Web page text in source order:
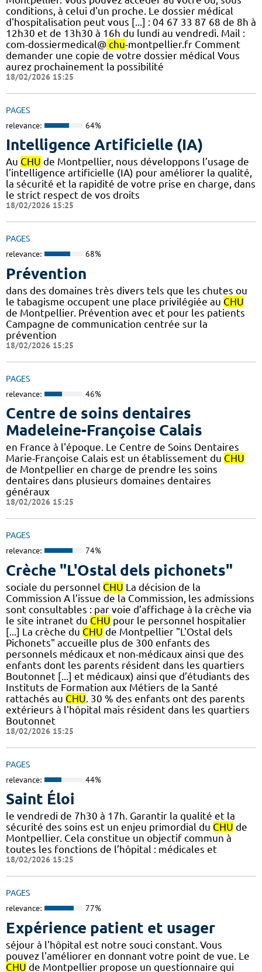
conditions, à celui d'un proche. Le dossier médical
d'hospitalisation peut vous [...] : 04 67 33 87 68 de 8h à
12h30 et de 13h30 à 16h du lundi au vendredi. Mail :
com-dossiermedical@ chu-montpellier.fr Comment
demander une copie de votre dossier médical Vous
aurez prochainement la possibilité
18/02/2026 15:25
PAGES
relevance: 64%
Intelligence Artificielle (IA)
Au CHU de Montpellier, nous développons l’usage de
l’intelligence artificielle (IA) pour améliorer la qualité,
la sécurité et la rapidité de votre prise en charge, dans
le strict respect de vos droits
18/02/2026 15:25
PAGES
relevance: 68%
Prévention
dans des domaines très divers tels que les chutes ou
le tabagisme occupent une place privilégiée au CHU
de Montpellier. Prévention avec et pour les patients
Campagne de communication centrée sur la
prévention
18/02/2026 15:25
PAGES
relevance: 46%
Centre de soins dentaires
Madeleine-Françoise Calais
en France à l'époque. Le Centre de Soins Dentaires
Marie-Françoise Calais est un établissement du CHU
de Montpellier en charge de prendre les soins
dentaires dans plusieurs domaines dentaires
généraux
18/02/2026 15:25
PAGES
relevance: 74%
Crèche "L'Ostal dels pichonets"
sociale du personnel CHU La décision de la
Commission A l’issue de la Commission, les admissions
sont consultables : par voie d’affichage à la crèche via
le site intranet du CHU pour le personnel hospitalier
[...] La crèche du CHU de Montpellier "L'Ostal dels
Pichonets" accueille plus de 300 enfants des
personnels médicaux et non-médicaux ainsi que des
enfants dont les parents résident dans les quartiers
Boutonnet [...] et médicaux) ainsi que d’étudiants des
Instituts de Formation aux Métiers de la Santé
rattachés au CHU . 30 % des enfants ont des parents
extérieurs à l'hôpital mais résident dans les quartiers
Boutonnet
18/02/2026 15:25
PAGES
relevance: 44%
Saint Éloi
le vendredi de 7h30 à 17h. Garantir la qualité et la
sécurité des soins est un enjeu primordial du CHU de
Montpellier. Cela constitue un objectif commun à
toutes les fonctions de l’hôpital : médicales et
18/02/2026 15:25
PAGES
relevance: 77%
Expérience patient et usager
séjour à l'hôpital est notre souci constant. Vous
pouvez l'améliorer en donnant votre point de vue. Le
CHU de Montpellier propose un questionnaire qui